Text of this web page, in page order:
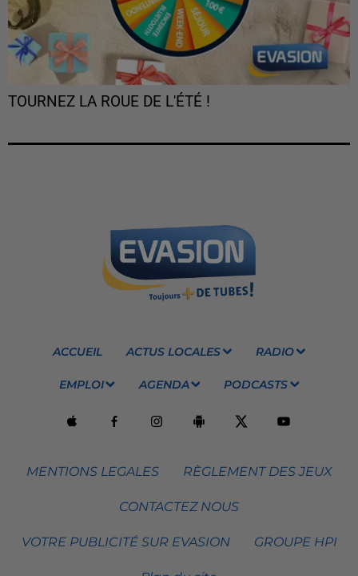
TOURNEZ LA ROUE DE L'ÉTÉ !
ACCUEIL ACTUS LOCALES RADIO
EMPLOI AGENDA PODCASTS
MENTIONS LEGALES RÈGLEMENT DES JEUX
CONTACTEZ NOUS
VOTRE PUBLICITÉ SUR EVASION GROUPE HPI